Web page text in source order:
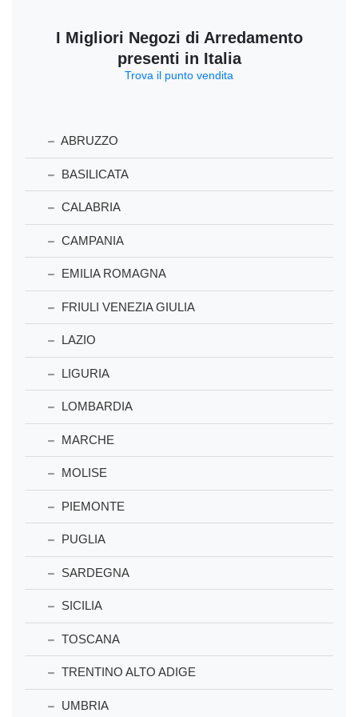
I Migliori Negozi di Arredamento
presenti in Italia
Trova il punto vendita
ABRUZZO
BASILICATA
CALABRIA
CAMPANIA
EMILIA ROMAGNA
FRIULI VENEZIA GIULIA
LAZIO
LIGURIA
LOMBARDIA
MARCHE
MOLISE
PIEMONTE
PUGLIA
SARDEGNA
SICILIA
TOSCANA
TRENTINO ALTO ADIGE
UMBRIA